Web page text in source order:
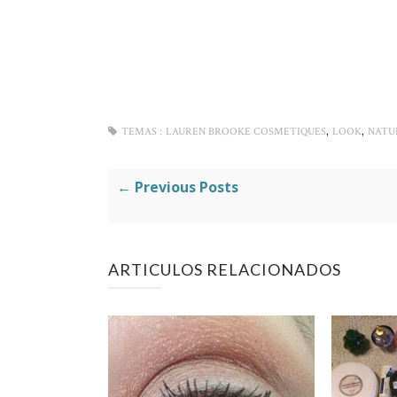
TEMAS : LAUREN BROOKE COSMETIQUES, LOOK,
← Previous Posts
ARTICULOS RELACIONADOS